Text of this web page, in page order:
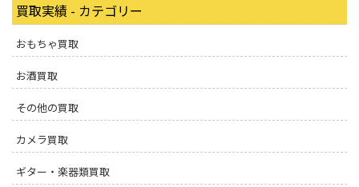
買取実績 - カテゴリー
おもちゃ買取
お酒買取
その他の買取
カメラ買取
ギター・楽器類買取